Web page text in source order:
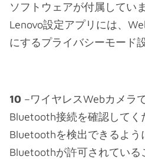
ソフトウェアが付属してい
Lenovo設定アプリには、
にするプライバシーモード
10–ワイヤレスWebカメラ
Bluetooth接続を確認してく
Bluetoothを検出できるよう
Bluetoothが許可されている